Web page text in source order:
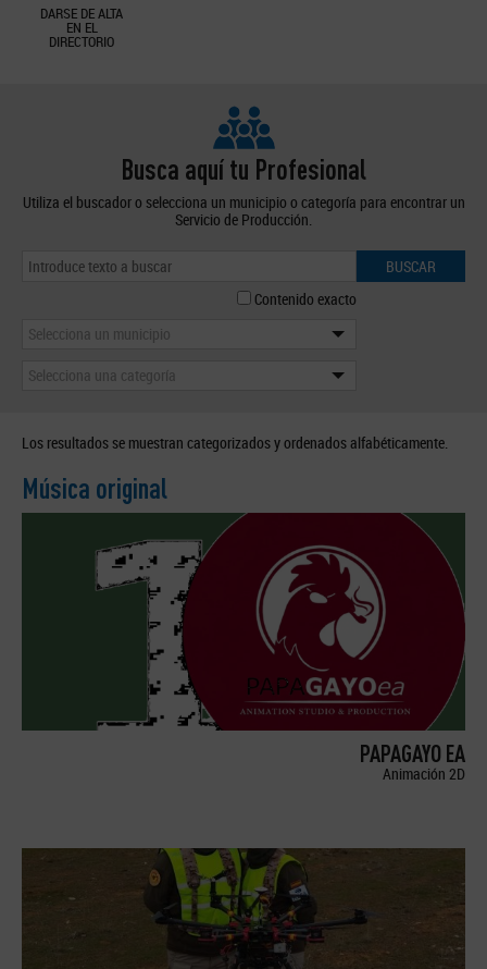
DARSE DE ALTA
EN EL
DIRECTORIO
Busca aquí tu Profesional
Utiliza el buscador o selecciona un municipio o categoría para encontrar un
Servicio de Producción.
BUSCAR
Contenido exacto
Selecciona un municipio
Selecciona una categoría
Los resultados se muestran categorizados y ordenados alfabéticamente.
Música original
PAPAGAYO EA
Animación 2D